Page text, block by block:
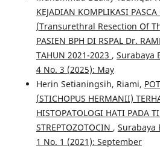
KEJADIAN KOMPLIKASI PASCA
(Transurethral Resection Of
PASIEN BPH DI RSPAL Dr.
TAHUN 2021-2023 , Surabaya
4 No. 3 (2025): May
Herin Setianingsih, Riami,
(STICHOPUS HERMANII)
HISTOPATOLOGI HATI PADA
STREPTOZOTOCIN , Surabaya
1 No. 1 (2021): September